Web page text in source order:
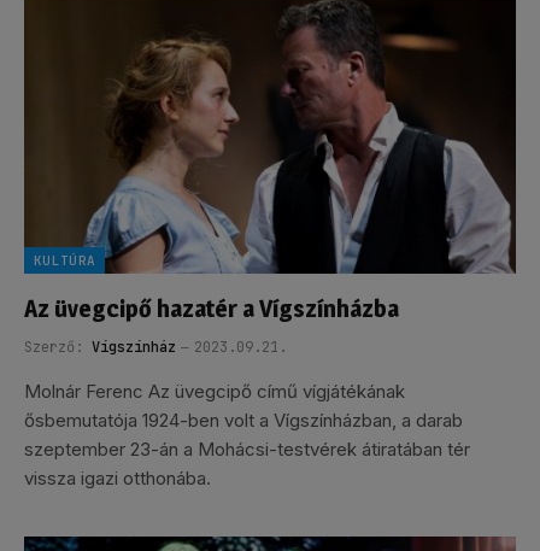
KULTÚRA
Az üvegcipő hazatér a Vígszínházba
Szerző: Vígszínház 2023.09.21.
Molnár Ferenc Az üvegcipő című vígjátékának
ősbemutatója 1924-ben volt a Vígszínházban, a darab
szeptember 23-án a Mohácsi-testvérek átiratában tér
vissza igazi otthonába.